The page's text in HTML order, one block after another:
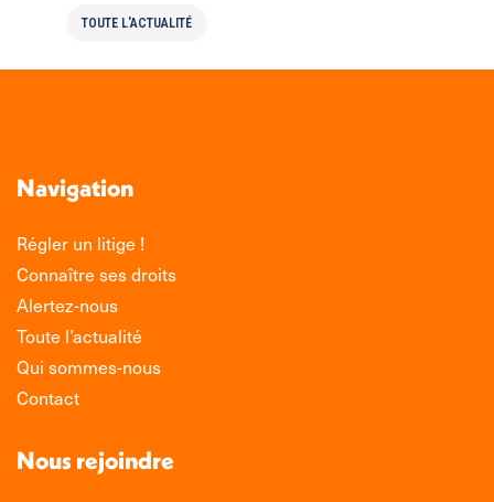
TOUTE L'ACTUALITÉ
Navigation
Régler un litige !
Connaître ses droits
Alertez-nous
Toute l’actualité
Qui sommes-nous
Contact
Nous rejoindre